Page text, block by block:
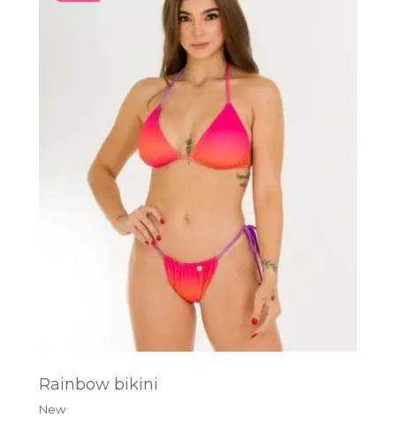
Rainbow bikini
New